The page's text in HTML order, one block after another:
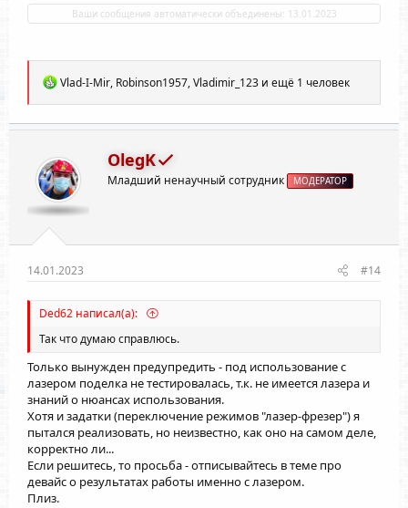
Ваши сообщения автоматически объединены: 13.01.2023
Р
а
к
и
и
:
Vlad-I-Mir, Robinson1957,Vladimir_123 и ещё 1 человек
OlegK
Младший ненаучный сотрудник МОДЕРАТОР
14.01.2023 #14
Ded62 написал(а):
Так что думаю справлюсь.
Только вынужден предупредить - под использование с
лазером поделка не тестировалась, т.к. не имеется лазера и
знаний о нюансах использования.
Хотя и задатки (переключение режимов "лазер-фрезер") я
пытался реализовать, но неизвестно, как оно на самом деле,
корректно ли...
Если решитесь, то просьба - отписывайтесь в теме про
девайс о результатах работы именно с лазером.
Плиз.